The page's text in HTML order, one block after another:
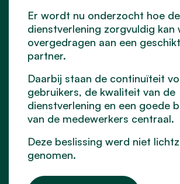
Er wordt nu onderzocht hoe de
dienstverlening zorgvuldig kan
overgedragen aan een
partner.
Daarbij staan de continuïteit
gebruikers, de kwaliteit van de
dienstverlening en een goede
van de medewerkers centraal.
Deze beslissing werd niet
genomen.